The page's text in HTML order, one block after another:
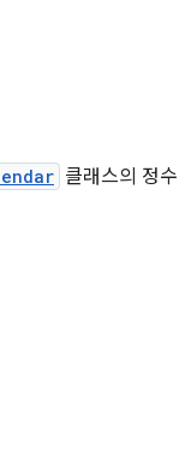
클래스의 정수